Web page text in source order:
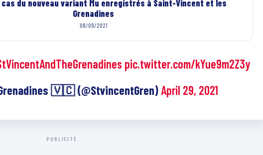
cas du nouveau variant Mu enregistrés à Saint-Vincent et les
Grenadines
08/09/2021
pic.twitter.com/kYue9m2Z3y
🇻🇨 (@StvincentGren) April 29, 2021
PUBLICITÉ